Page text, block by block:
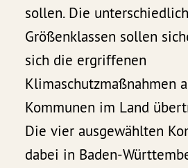
sollen. Die
Größenklassen sollen
sich die ergriffenen
Klimaschutzmaßnahmen
Kommunen im Land
Die vier ausgewählten
dabei in Baden-